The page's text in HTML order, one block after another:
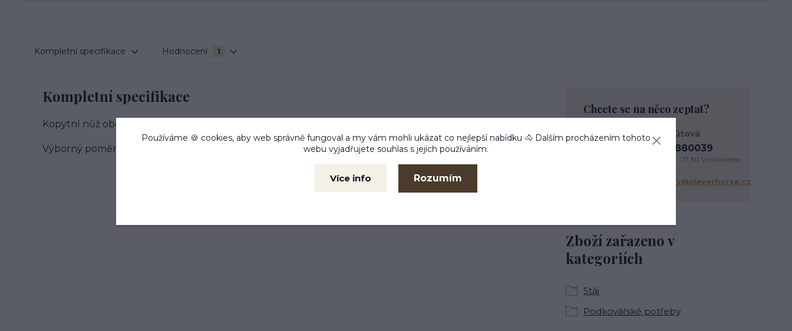
Kompletní specifikace Hodnocení 1
Kompletní specifikace
Kopytní nůž oboustranný, nerezová ocel, délka 21 cm.
Výborný poměr kvality a ceny, doporučujeme.
Zboží zařazeno v
kategoriích
Stáj
Podkovářské potřeby
Chcete se na něco zeptat?
Anna Kohútová
+420737880039
PO - PÁ 9.30 - 17.30 Vrchlického
objednavky@cleverhorse.cz
Používáme 🍪 cookies, aby web správně fungoval a my vám mohli ukázat co nejlepší nabídku 🐴 Dalším procházením tohoto
webu vyjadřujete souhlas s jejich používáním.
Více info Rozumím